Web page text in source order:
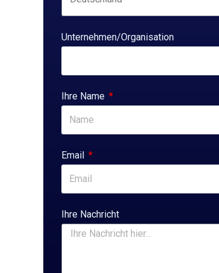
Unternehmen/Organisation
Ihre Name
Email
Ihre Nachricht